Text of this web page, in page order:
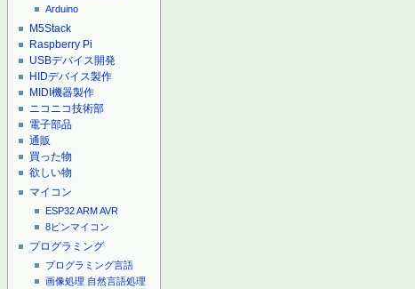
Arduino
M5Stack
Raspberry Pi
USBデバイス開発
HIDデバイス製作
MIDI機器製作
ニコニコ技術部
電子部品
通販
買った物
欲しい物
マイコン
ESP32ARMAVR
8ピンマイコン
プログラミング
プログラミング言語
画像処理 自然言語処理